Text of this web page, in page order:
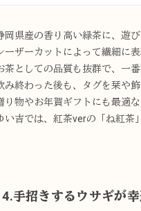
岡県産の香り高い緑茶に、遊
ーザーカットによって繊細に
茶としての品質も抜群で、一
み終わった後も、タグを栞や
り物やお年賀ギフトにも最適
い吉では、紅茶verの「ね紅茶
4.手招きするウサギが